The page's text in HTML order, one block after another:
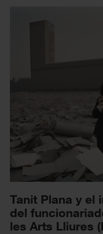
Tanit Plana y el
del
les Arts Lliures